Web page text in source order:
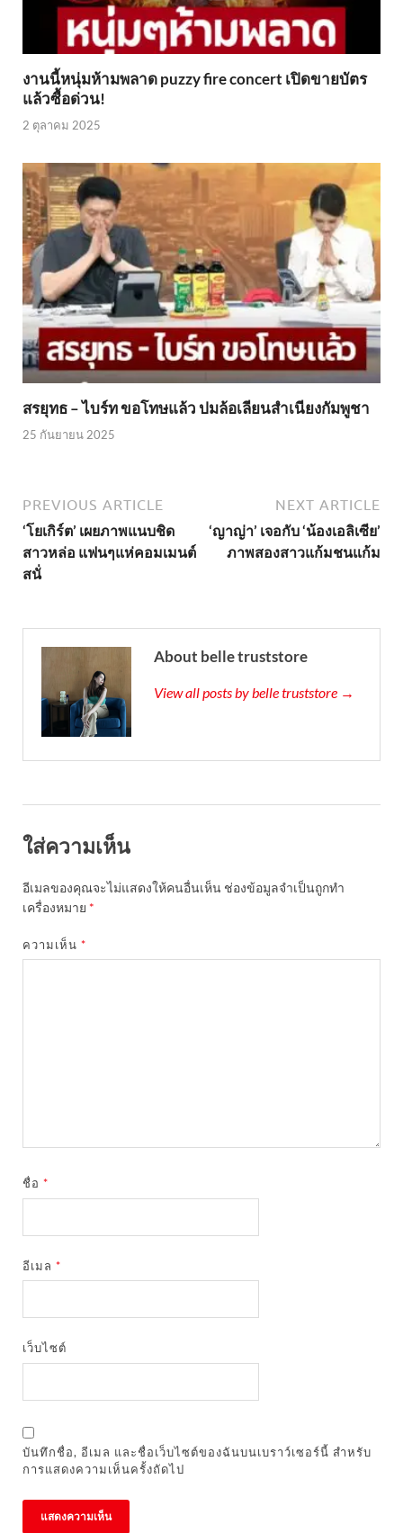
งานนี้หนุ่มห้ามพลาด puzzy fire concert เปิดขายบัตร
แล้วซื้อด่วน!
2 ตุลาคม 2025
สรยุทธ – ไบร์ท ขอโทษแล้ว ปมล้อเลียนสำเนียงกัมพูชา
25 กันยายน 2025
PREVIOUS ARTICLE
‘โยเกิร์ต’ เผยภาพแนบชิด
สาวหล่อ แฟนๆแห่คอมเมนต์
สนั่
NEXT ARTICLE
‘ญาญ่า’ เจอกับ ‘น้องเอลิเซีย’
ภาพสองสาวแก้มชนแก้ม
About belle truststore
View all posts by belle truststore →
ใส่ความเห็น
อีเมลของคุณจะไม่แสดงให้คนอื่นเห็น ช่องข้อมูลจำเป็นถูกทำ
เครื่องหมาย *
ความเห็น*
ชื่อ*
อีเมล*
เว็บไซต์
บันทึกชื่อ, อีเมล และชื่อเว็บไซต์ของฉันบนเบราว์เซอร์นี้ สำหรับ
การแสดงความเห็นครั้งถัดไป